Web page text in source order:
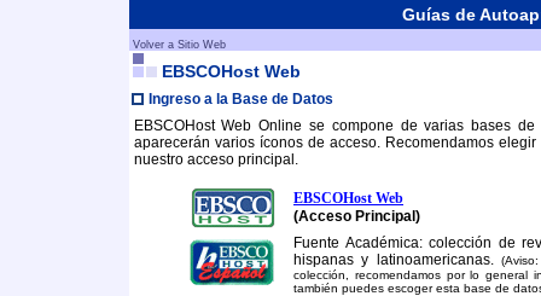
Guías de
Volver a Sitio Web
EBSCOHost Web
Ingreso a la Base de Datos
EBSCOHost Web Online se compone de varias bases
aparecerán varios íconos de acceso. Recomendamos elegir
nuestro acceso principal.
EBSCOHost Web
(Acceso Principal)
Fuente Académica: colección de
hispanas y latinoamericanas.
colección, recomendamos por lo general
también puedes escoger esta base de